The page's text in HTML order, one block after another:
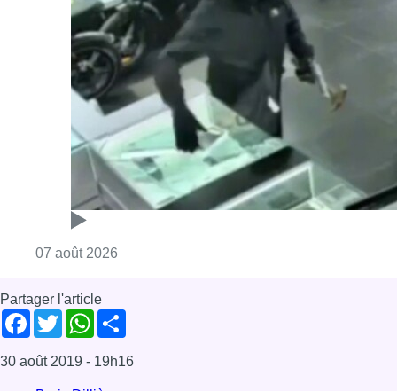
07 août 2026Consulter l'article "Deux mineurs
Partager l'article
Facebook
TwitterWhatsApp
Share
30 août 2019 - 19h16
Boris Dilliès
L'Interview
Politique
Uccle
Offres d’emploi